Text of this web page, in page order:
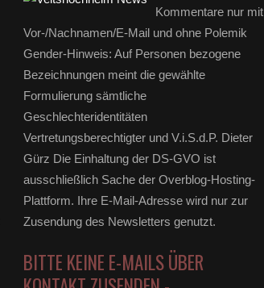
Kommentare nur mit
Vor-/Nachnamen/E-Mail und ohne Polemik
Gender-Hinweis: Auf Personen bezogene
Bezeichnungen meint die gewählte
Formulierung sämtliche
Geschlechteridentitäten
Vertretungsberechtigter und V.i.S.d.P. Dieter
Gürz Die Einhaltung der DS-GVO ist
ausschließlich Sache der Overblog-Hosting-
Plattform. Ihre E-Mail-Adresse wird nur zur
Zusendung des Newsletters genutzt.
BITTE KEINE E-MAILS ÜBER